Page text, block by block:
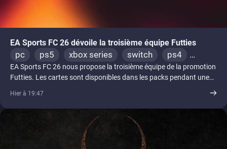
EA Sports FC 26 dévoile la troisième équipe Futties
pc ps5 xbox series switch
ps4
xbox one
switch 2
EA Sports FC 26 nous propose la troisième équipe de la promotion
Futties. Les cartes sont disponibles dans les packs pendant une
Hier à 19:47